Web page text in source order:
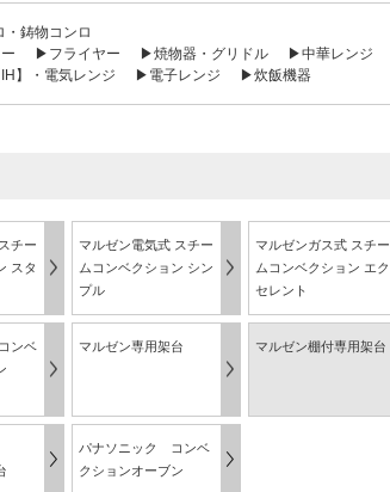
鋳物コンロ
▶フライヤー ▶焼物器・グリドル
▶中華レンジ
】・電気レンジ ▶電子レンジ ▶炊飯機器
チー
スタ
マルゼン電気式 スチー
ムコンベクション シン
プル
マルゼンガス式 スチー
ムコンベクション エク
セレント
ンベ
マルゼン専用架台 マルゼン棚付専用架台
パナソニック コンベ
クションオーブン